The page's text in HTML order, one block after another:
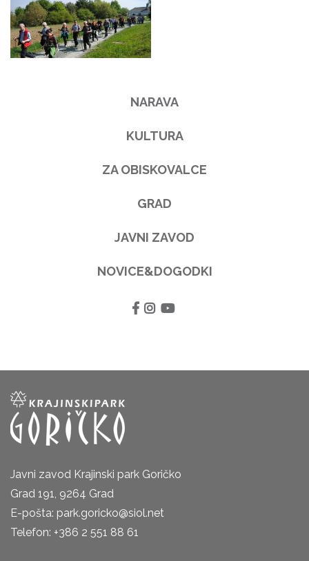
NARAVA
KULTURA
ZA OBISKOVALCE
GRAD
JAVNI ZAVOD
NOVICE&DOGODKI
Javni zavod Krajinski park Goričko
Grad 191, 9264 Grad
E-pošta: park.goricko@siol.net
Telefon: +386 2 551 88 61